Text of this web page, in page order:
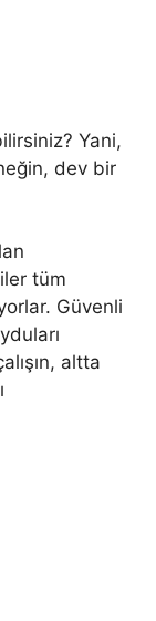
Yani,
dev bir
tüm
Güvenli
altta